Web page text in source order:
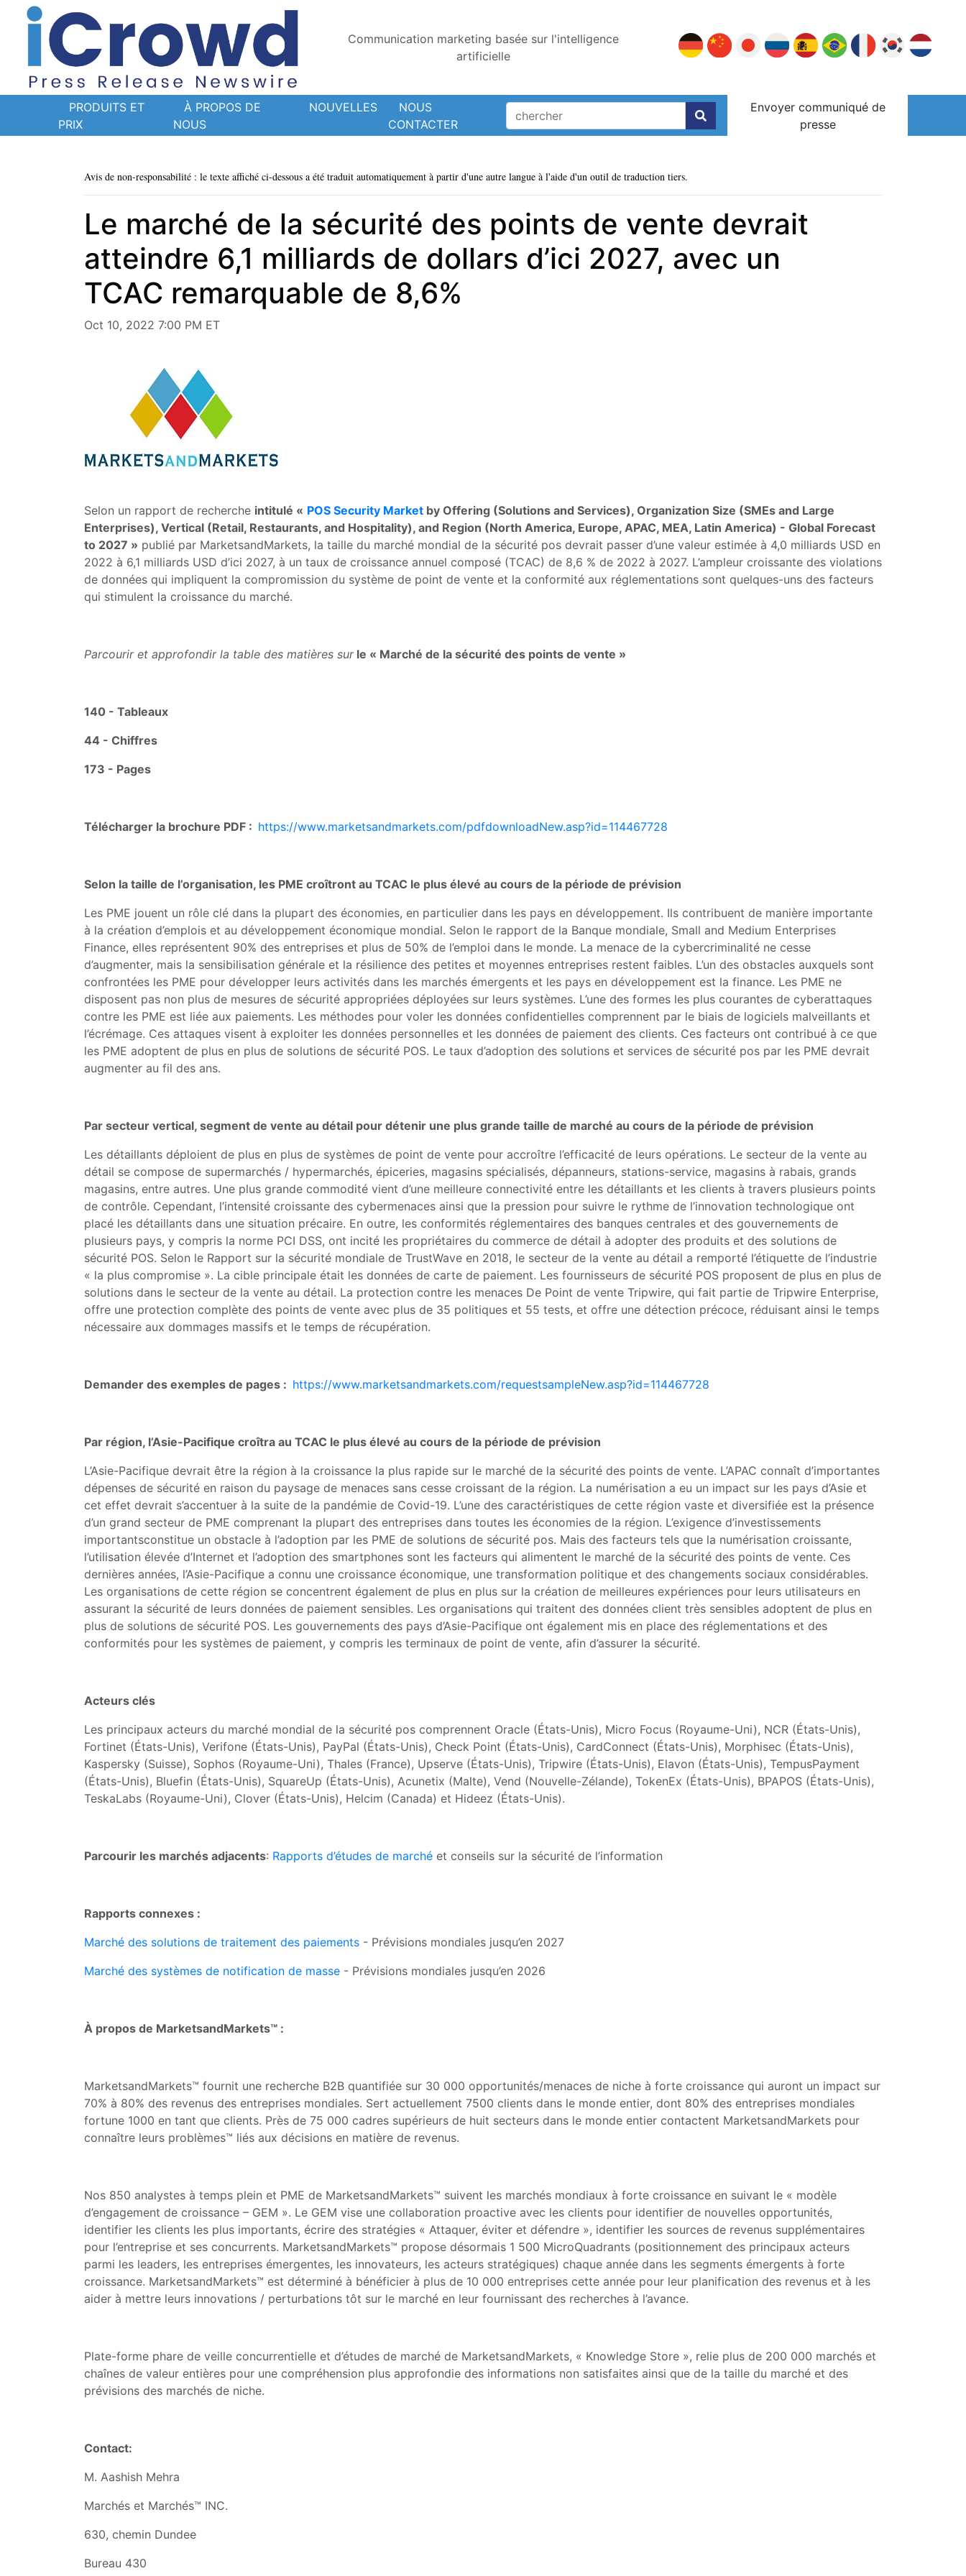
Communication marketing basée sur l'intelligence
artificielle
PRODUITS ET
PRIX
À PROPOS DE
NOUS
NOUVELLES
NOUS
CONTACTER
Envoyer communiqué de
presse
Avis de non-responsabilité : le texte affiché ci-dessous a été traduit automatiquement à partir d'une autre langue à l'aide d'un outil de traduction tiers.
Le marché de la sécurité des points de vente devrait
atteindre 6,1 milliards de dollars d’ici 2027, avec un
TCAC remarquable de 8,6%
Oct 10, 2022 7:00 PM ET
Selon un rapport de recherche intitulé « POS Security Market by Offering (Solutions and Services), Organization Size (SMEs and Large
Enterprises), Vertical (Retail, Restaurants, and Hospitality), and Region (North America, Europe, APAC, MEA, Latin America) - Global Forecast
to 2027 » publié par MarketsandMarkets, la taille du marché mondial de la sécurité pos devrait passer d’une valeur estimée à 4,0 milliards USD en
2022 à 6,1 milliards USD d’ici 2027, à un taux de croissance annuel composé (TCAC) de 8,6 % de 2022 à 2027. L’ampleur croissante des violations
de données qui impliquent la compromission du système de point de vente et la conformité aux réglementations sont quelques-uns des facteurs
qui stimulent la croissance du marché.
Parcourir et approfondir la table des matières surle « Marché de la sécurité des points de vente »
140 - Tableaux
44 - Chiffres
173 - Pages
Télécharger la brochure PDF : https://www.marketsandmarkets.com/pdfdownloadNew.asp?id=114467728
Selon la taille de l’organisation, les PME croîtront au TCAC le plus élevé au cours de la période de prévision
Les PME jouent un rôle clé dans la plupart des économies, en particulier dans les pays en développement. Ils contribuent de manière importante
à la création d’emplois et au développement économique mondial. Selon le rapport de la Banque mondiale, Small and Medium Enterprises
Finance, elles représentent 90% des entreprises et plus de 50% de l’emploi dans le monde. La menace de la cybercriminalité ne cesse
d’augmenter, mais la sensibilisation générale et la résilience des petites et moyennes entreprises restent faibles. L’un des obstacles auxquels sont
confrontées les PME pour développer leurs activités dans les marchés émergents et les pays en développement est la finance. Les PME ne
disposent pas non plus de mesures de sécurité appropriées déployées sur leurs systèmes. L’une des formes les plus courantes de cyberattaques
contre les PME est liée aux paiements. Les méthodes pour voler les données confidentielles comprennent par le biais de logiciels malveillants et
l’écrémage. Ces attaques visent à exploiter les données personnelles et les données de paiement des clients. Ces facteurs ont contribué à ce que
les PME adoptent de plus en plus de solutions de sécurité POS. Le taux d’adoption des solutions et services de sécurité pos par les PME devrait
augmenter au fil des ans.
Par secteur vertical, segment de vente au détail pour détenir une plus grande taille de marché au cours de la période de prévision
Les détaillants déploient de plus en plus de systèmes de point de vente pour accroître l’efficacité de leurs opérations. Le secteur de la vente au
détail se compose de supermarchés / hypermarchés, épiceries, magasins spécialisés, dépanneurs, stations-service, magasins à rabais, grands
magasins, entre autres. Une plus grande commodité vient d’une meilleure connectivité entre les détaillants et les clients à travers plusieurs points
de contrôle. Cependant, l’intensité croissante des cybermenaces ainsi que la pression pour suivre le rythme de l’innovation technologique ont
placé les détaillants dans une situation précaire. En outre, les conformités réglementaires des banques centrales et des gouvernements de
plusieurs pays, y compris la norme PCI DSS, ont incité les propriétaires du commerce de détail à adopter des produits et des solutions de
sécurité POS. Selon le Rapport sur la sécurité mondiale de TrustWave en 2018, le secteur de la vente au détail a remporté l’étiquette de l’industrie
« la plus compromise ». La cible principale était les données de carte de paiement. Les fournisseurs de sécurité POS proposent de plus en plus de
solutions dans le secteur de la vente au détail. La protection contre les menaces De Point de vente Tripwire, qui fait partie de Tripwire Enterprise,
offre une protection complète des points de vente avec plus de 35 politiques et 55 tests, et offre une détection précoce, réduisant ainsi le temps
nécessaire aux dommages massifs et le temps de récupération.
Demander des exemples de pages : https://www.marketsandmarkets.com/requestsampleNew.asp?id=114467728
Par région, l’Asie-Pacifique croîtra au TCAC le plus élevé au cours de la période de prévision
L’Asie-Pacifique devrait être la région à la croissance la plus rapide sur le marché de la sécurité des points de vente. L’APAC connaît d’importantes
dépenses de sécurité en raison du paysage de menaces sans cesse croissant de la région. La numérisation a eu un impact sur les pays d’Asie et
cet effet devrait s’accentuer à la suite de la pandémie de Covid-19. L’une des caractéristiques de cette région vaste et diversifiée est la présence
d’un grand secteur de PME comprenant la plupart des entreprises dans toutes les économies de la région. L’exigence d’investissements
importantsconstitue un obstacle à l’adoption par les PME de solutions de sécurité pos. Mais des facteurs tels que la numérisation croissante,
l’utilisation élevée d’Internet et l’adoption des smartphones sont les facteurs qui alimentent le marché de la sécurité des points de vente. Ces
dernières années, l’Asie-Pacifique a connu une croissance économique, une transformation politique et des changements sociaux considérables.
Les organisations de cette région se concentrent également de plus en plus sur la création de meilleures expériences pour leurs utilisateurs en
assurant la sécurité de leurs données de paiement sensibles. Les organisations qui traitent des données client très sensibles adoptent de plus en
plus de solutions de sécurité POS. Les gouvernements des pays d’Asie-Pacifique ont également mis en place des réglementations et des
conformités pour les systèmes de paiement, y compris les terminaux de point de vente, afin d’assurer la sécurité.
Acteurs clés
Les principaux acteurs du marché mondial de la sécurité pos comprennent Oracle (États-Unis), Micro Focus (Royaume-Uni), NCR (États-Unis),
Fortinet (États-Unis), Verifone (États-Unis), PayPal (États-Unis), Check Point (États-Unis), CardConnect (États-Unis), Morphisec (États-Unis),
Kaspersky (Suisse), Sophos (Royaume-Uni), Thales (France), Upserve (États-Unis), Tripwire (États-Unis), Elavon (États-Unis), TempusPayment
(États-Unis), Bluefin (États-Unis), SquareUp (États-Unis), Acunetix (Malte), Vend (Nouvelle-Zélande), TokenEx (États-Unis), BPAPOS (États-Unis),
TeskaLabs (Royaume-Uni), Clover (États-Unis), Helcim (Canada) et Hideez (États-Unis).
Parcourir les marchés adjacents: Rapports d’études de marché et conseils sur la sécurité de l’information
Rapports connexes :
Marché des solutions de traitement des paiements - Prévisions mondiales jusqu’en 2027
Marché des systèmes de notification de masse - Prévisions mondiales jusqu’en 2026
À propos de MarketsandMarkets™ :
MarketsandMarkets™ fournit une recherche B2B quantifiée sur 30 000 opportunités/menaces de niche à forte croissance qui auront un impact sur
70% à 80% des revenus des entreprises mondiales. Sert actuellement 7500 clients dans le monde entier, dont 80% des entreprises mondiales
fortune 1000 en tant que clients. Près de 75 000 cadres supérieurs de huit secteurs dans le monde entier contactent MarketsandMarkets pour
connaître leurs problèmes™ liés aux décisions en matière de revenus.
Nos 850 analystes à temps plein et PME de MarketsandMarkets™ suivent les marchés mondiaux à forte croissance en suivant le « modèle
d’engagement de croissance – GEM ». Le GEM vise une collaboration proactive avec les clients pour identifier de nouvelles opportunités,
identifier les clients les plus importants, écrire des stratégies « Attaquer, éviter et défendre », identifier les sources de revenus supplémentaires
pour l’entreprise et ses concurrents. MarketsandMarkets™ propose désormais 1 500 MicroQuadrants (positionnement des principaux acteurs
parmi les leaders, les entreprises émergentes, les innovateurs, les acteurs stratégiques) chaque année dans les segments émergents à forte
croissance. MarketsandMarkets™ est déterminé à bénéficier à plus de 10 000 entreprises cette année pour leur planification des revenus et à les
aider à mettre leurs innovations / perturbations tôt sur le marché en leur fournissant des recherches à l’avance.
Plate-forme phare de veille concurrentielle et d’études de marché de MarketsandMarkets, « Knowledge Store », relie plus de 200 000 marchés et
chaînes de valeur entières pour une compréhension plus approfondie des informations non satisfaites ainsi que de la taille du marché et des
prévisions des marchés de niche.
Contact:
M. Aashish Mehra
Marchés et Marchés™ INC.
630, chemin Dundee
Bureau 430